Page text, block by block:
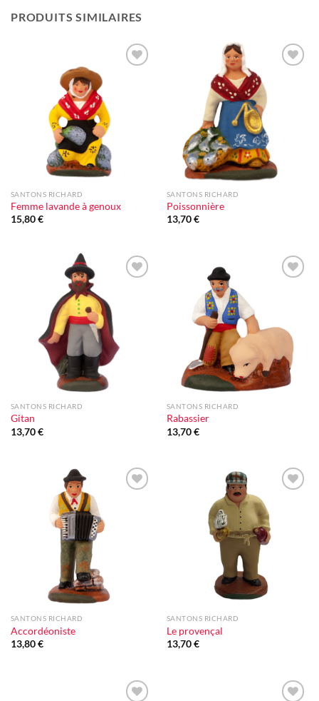
PRODUITS SIMILAIRES
SANTONS RICHARD
Femme lavande à genoux
15,80€
SANTONS RICHARD
Poissonnière
13,70€
SANTONS RICHARD
Gitan
13,70€
SANTONS RICHARD
Rabassier
13,70€
SANTONS RICHARD
Accordéoniste
13,80€
SANTONS RICHARD
Le provençal
13,70€